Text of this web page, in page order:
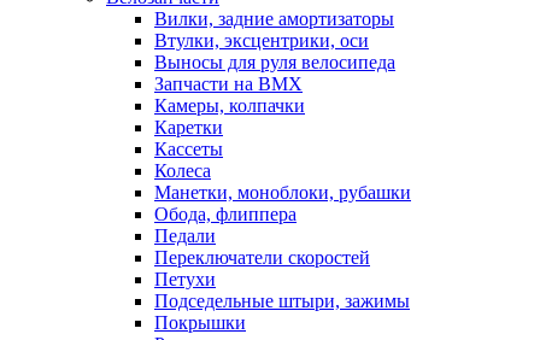
Вилки, задние амортизаторы
Втулки, эксцентрики, оси
Выносы для руля велосипеда
Запчасти на BMX
Камеры, колпачки
Каретки
Кассеты
Колеса
Манетки, моноблоки, рубашки
Обода, флиппера
Педали
Переключатели скоростей
Петухи
Подседельные штыри, зажимы
Покрышки